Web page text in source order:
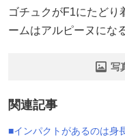
ゴチュクがF1にたどり
ームはアルピーヌにな
写
関連記事
■インパクトがあるのは